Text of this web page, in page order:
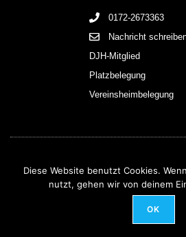
0172-2673363
Nachricht
DJH-Mitglied
Platzbelegung
Vereinsheimbelegung
Diese Website benutzt Cookies.
nutzt, gehen wir von deinem
OK